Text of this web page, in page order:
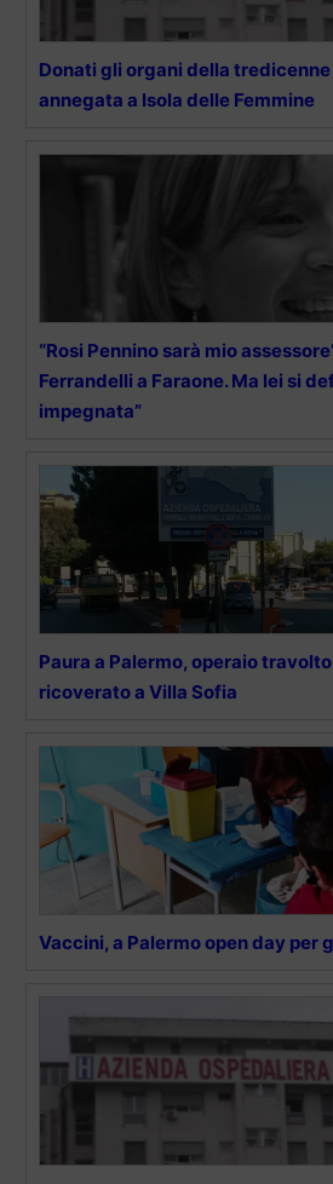
Donati gli organi della
annegata a Isola delle Femmine
“Rosi Pennino sarà mio
Ferrandelli a Faraone. Ma lei si
impegnata”
Paura a Palermo, operaio
ricoverato a Villa Sofia
Vaccini, a Palermo open day per